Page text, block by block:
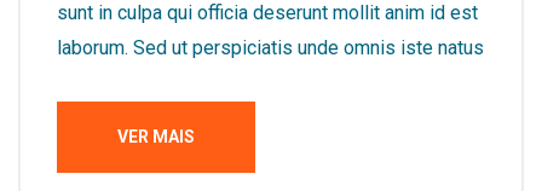
sunt in culpa qui officia deserunt mollit anim id est
laborum. Sed ut perspiciatis unde omnis iste natus
VER MAIS